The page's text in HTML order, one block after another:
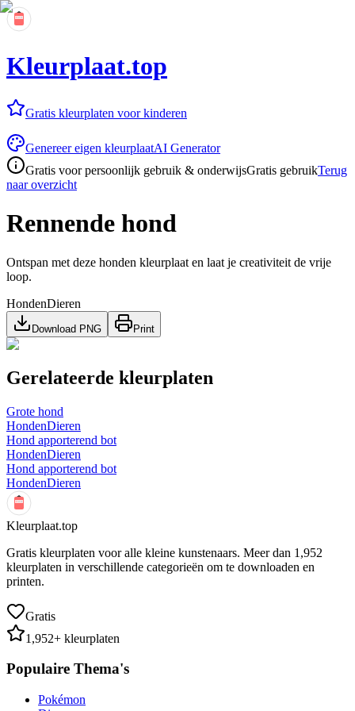
Kleurplaat.top
Gratis kleurplaten voor kinderen
Genereer eigen kleurplaatAI Generator
Gratis voor persoonlijk gebruik & onderwijsGratis gebruikTerug
naar overzicht
Rennende hond
Ontspan met deze honden kleurplaat en laat je creativiteit de vrije
loop.
HondenDieren
Download PNG Print
Gerelateerde kleurplaten
Grote hond
HondenDieren
Hond apporterend bot
HondenDieren
Hond apporterend bot
HondenDieren
Kleurplaat.top
Gratis kleurplaten voor alle kleine kunstenaars. Meer dan 1,952
kleurplaten in verschillende categorieën om te downloaden en
printen.
Gratis
1,952+ kleurplaten
Populaire Thema's
Pokémon